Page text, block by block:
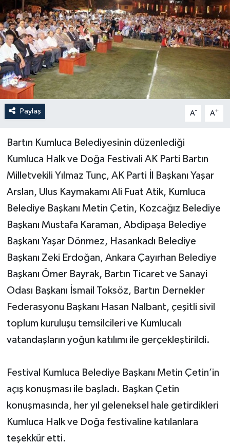
Paylaş A- A+
Bartın Kumluca Belediyesinin düzenlediği
Kumluca Halk ve Doğa Festivali AK Parti Bartın
Milletvekili Yılmaz Tunç, AK Parti İl Başkanı Yaşar
Arslan, Ulus Kaymakamı Ali Fuat Atik, Kumluca
Belediye Başkanı Metin Çetin, Kozcağız Belediye
Başkanı Mustafa Karaman, Abdipaşa Belediye
Başkanı Yaşar Dönmez, Hasankadı Belediye
Başkanı Zeki Erdoğan, Ankara Çayırhan Belediye
Başkanı Ömer Bayrak, Bartın Ticaret ve Sanayi
Odası Başkanı İsmail Toksöz, Bartın Dernekler
Federasyonu Başkanı Hasan Nalbant, çeşitli sivil
toplum kuruluşu temsilcileri ve Kumlucalı
vatandaşların yoğun katılımı ile gerçekleştirildi.
Festival Kumluca Belediye Başkanı Metin Çetin’in
açış konuşması ile başladı. Başkan Çetin
konuşmasında, her yıl geleneksel hale getirdikleri
Kumluca Halk ve Doğa festivaline katılanlara
teşekkür etti.
Sivil Toplum
Siyaset
Spor
Tarım
Turizm
Yerel Yönetimler
DÜNYA
YEREL